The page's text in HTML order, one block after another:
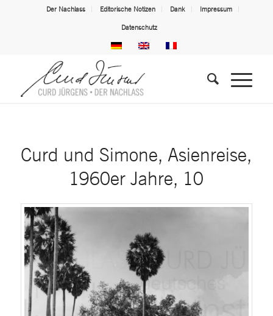
Der Nachlass Editorische Notizen Dank Impressum
Datenschutz
Curd und Simone, Asienreise,
1960er Jahre, 10